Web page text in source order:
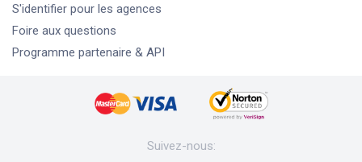
S'identifier pour les agences
Foire aux questions
Programme partenaire & API
Suivez-nous: